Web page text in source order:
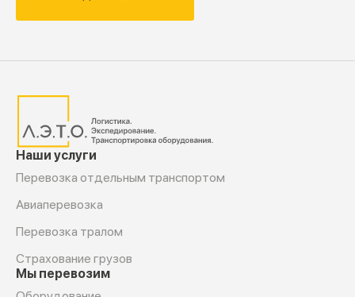
Наши услуги
Перевозка отдельным транспортом
Авиаперевозка
Перевозка тралом
Страхование грузов
Мы перевозим